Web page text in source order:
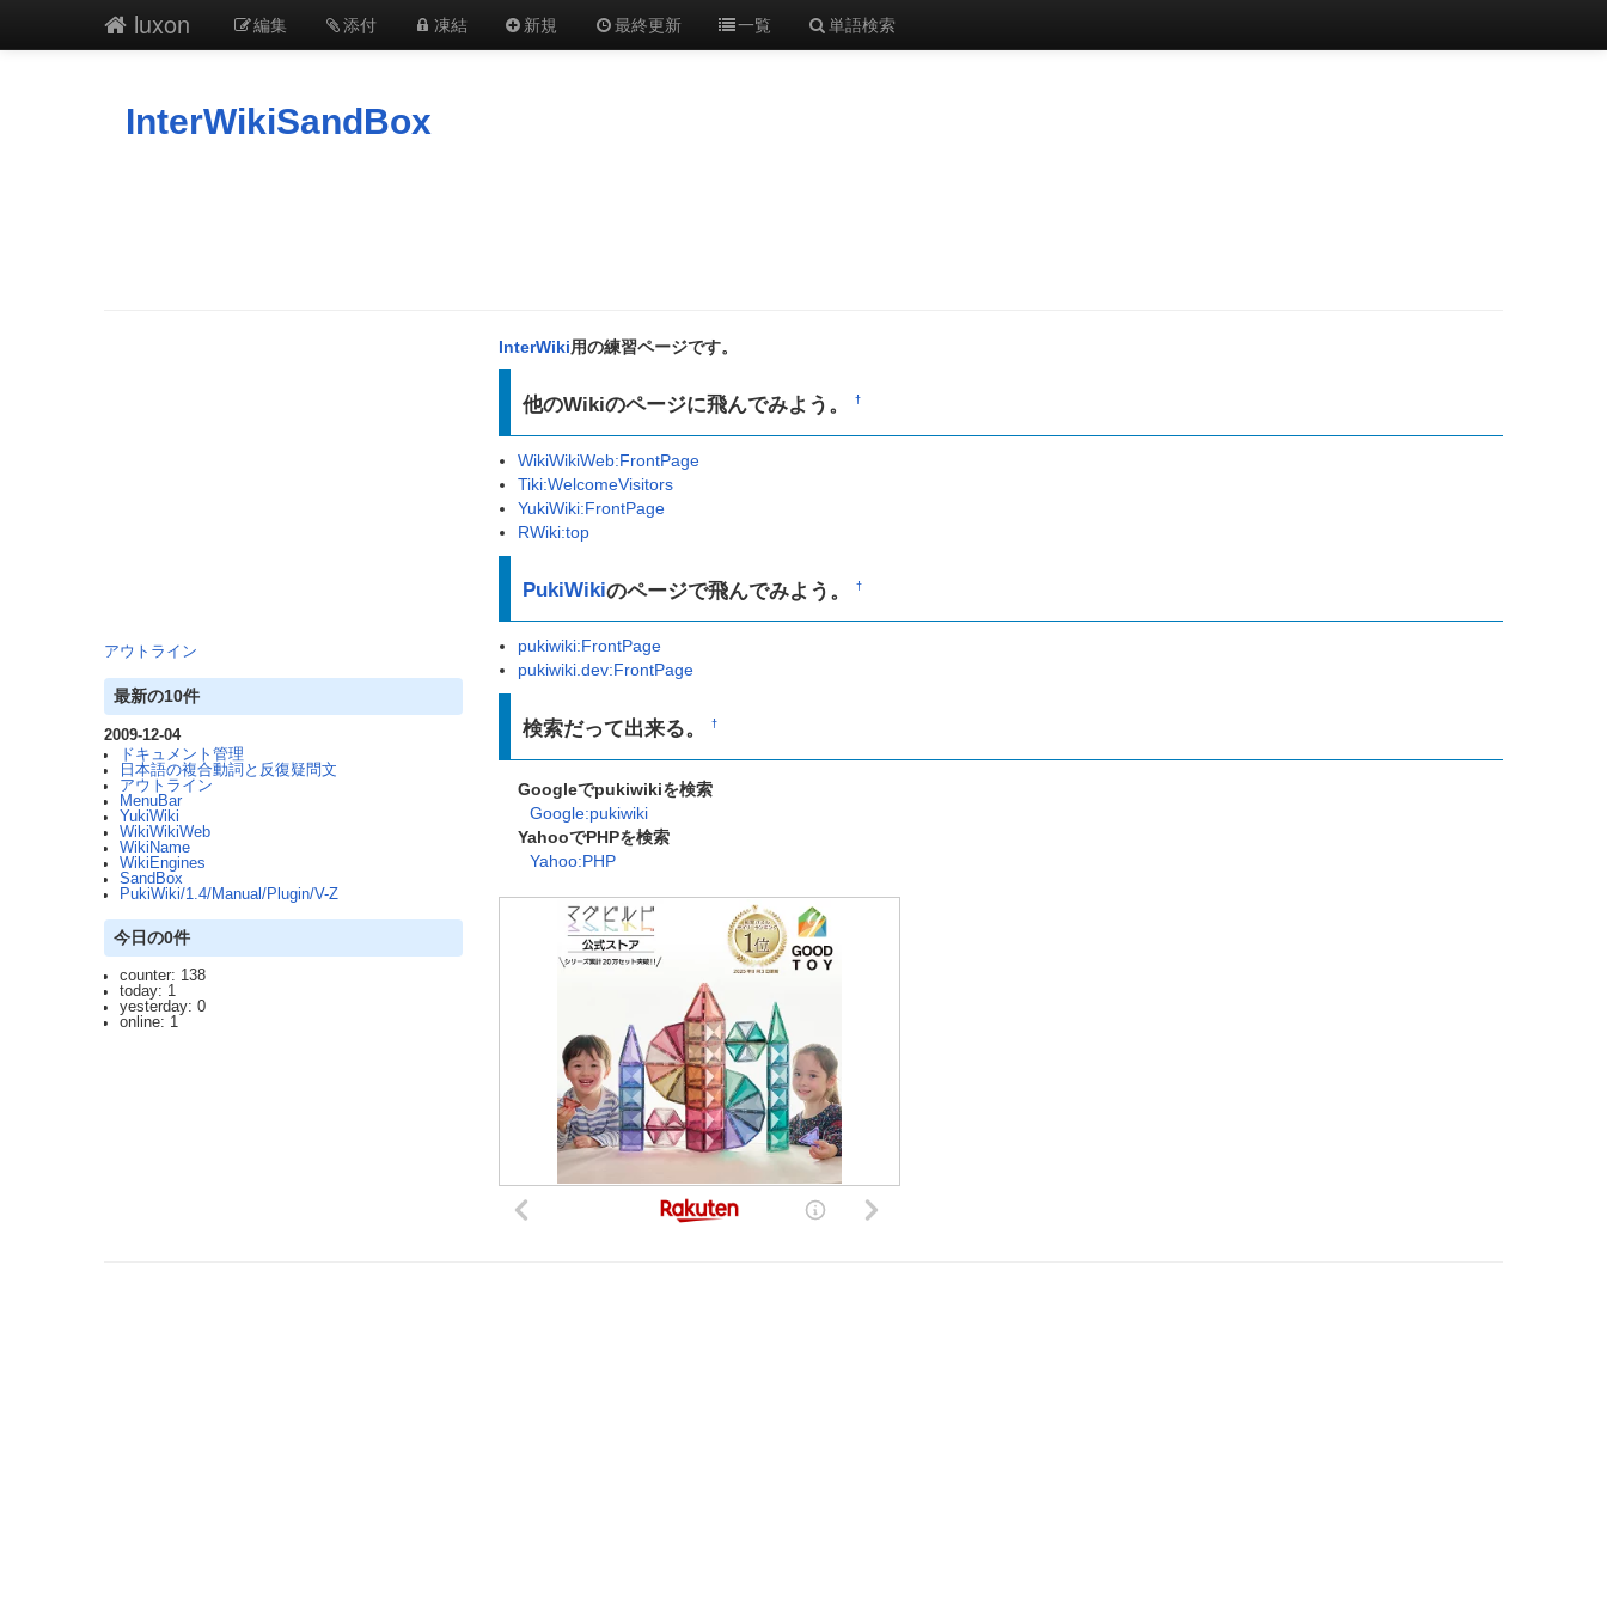
luxon 編集 添付 凍結 新規 最終更新 一覧 単語検索
InterWikiSandBox
アウトライン
最新の10件
2009-12-04
ドキュメント管理
日本語の複合動詞と反復疑問文
アウトライン
MenuBar
YukiWiki
WikiWikiWeb
WikiName
WikiEngines
SandBox
PukiWiki/1.4/Manual/Plugin/V-Z
今日の0件
counter: 138
today: 1
yesterday: 0
online: 1
InterWiki用の練習ページです。
他のWikiのページに飛んでみよう。†
WikiWikiWeb:FrontPage
Tiki:WelcomeVisitors
YukiWiki:FrontPage
RWiki:top
PukiWikiのページで飛んでみよう。†
pukiwiki:FrontPage
pukiwiki.dev:FrontPage
検索だって出来る。†
Googleでpukiwikiを検索
Google:pukiwiki
YahooでPHPを検索
Yahoo:PHP